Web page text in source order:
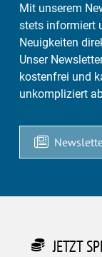
Mit unserem
stets informiert
Neuigkeiten
Unser
kostenfrei und
unkompliziert
JETZT